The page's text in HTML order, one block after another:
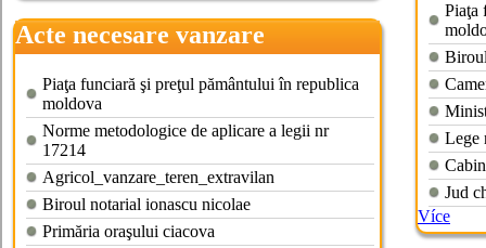
Acte necesare vanzare
cumparare teren agricol
Piaţa funciară şi preţul pământului în republica
moldova
Norme metodologice de aplicare a legii nr
17214
Agricol_vanzare_teren_extravilan
Biroul notarial ionascu nicolae
Primăria oraşului ciacova
Piaţa
Lege
Jud
Více